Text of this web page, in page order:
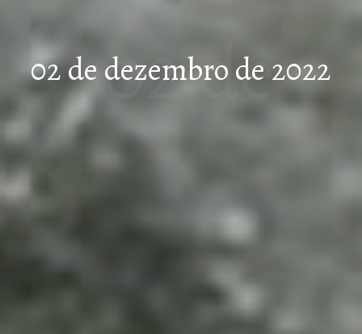
02 de dezembro de 2022
02 de
dezembr
o de 2022